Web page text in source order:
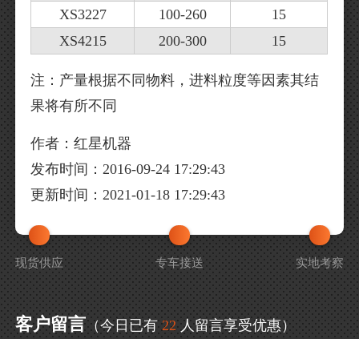
XS3227
100-260
15
XS4215
200-300 15
注：产量根据不同物料，进料粒度等因素其结
果将有所不同
作者：红星机器
发布时间：2016-09-24 17:29:43
更新时间：2021-01-18 17:29:43
现货供应 专车接送 实地考察
客户留言 （今日已有 22 人留言享受优惠）